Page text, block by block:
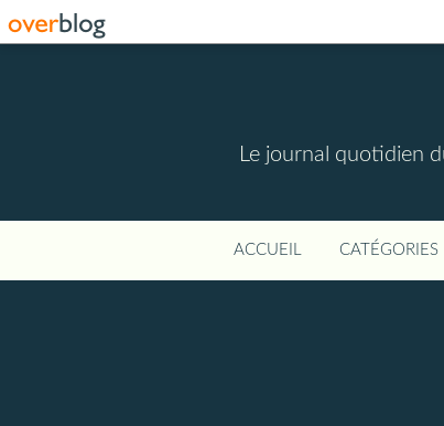
Le journal quotidien
ACCUEIL CATÉGORIES